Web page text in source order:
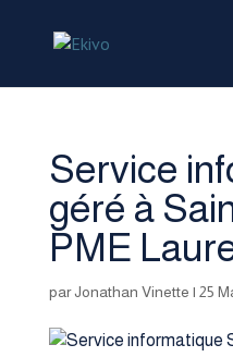
Service
géré à
PME
parJonathan Vinette | 25